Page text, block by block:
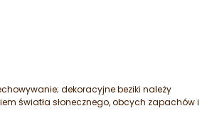
dekoracyjne beziki należy
światła słonecznego, obcych zapachów i